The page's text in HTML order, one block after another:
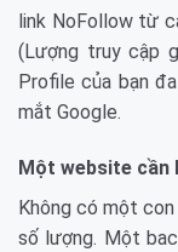
link NoFollow từ
(Lượng truy cập
Profile của bạn
mắt Google.
Một website cần
Không có một
số lượng. Một